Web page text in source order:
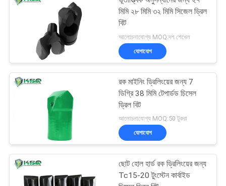
মিমি ২৮ মিমি ৩২ মিমি সিজেল ড্রিল
বিট
আলোচনাযোগ্য MOQ:দশ শেখেল
যোগাযোগ
রক মাইনিং ড্রিলিংয়ের জন্য 7
ডিগ্রি 38 মিমি টেপার্ডড চিসেল
ড্রিল বিট
আলোচনাযোগ্য MOQ:50 টুকরা
যোগাযোগ
ছোট হোল হার্ড রক ড্রিলিংয়ের জন্য
Tc15-20 টুংস্টেন কার্বাইড